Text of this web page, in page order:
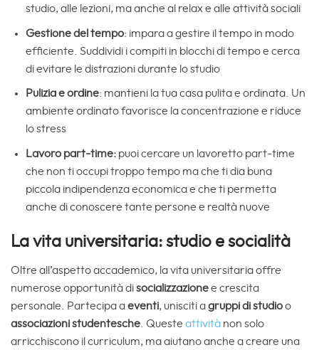
studio, alle lezioni, ma anche al relax e alle attività sociali
Gestione del tempo: impara a gestire il tempo in modo
efficiente. Suddividi i compiti in blocchi di tempo e cerca
di evitare le distrazioni durante lo studio
Pulizia e ordine: mantieni la tua casa pulita e ordinata. Un
ambiente ordinato favorisce la concentrazione e riduce
lo stress
Lavoro part-time: puoi cercare un lavoretto part-time
che non ti occupi troppo tempo ma che ti dia buna
piccola indipendenza economica e che ti permetta
anche di conoscere tante persone e realtà nuove
La vita universitaria: studio e socialità
Oltre all’aspetto accademico, la vita universitaria offre
numerose opportunità disocializzazionee crescita
personale. Partecipa aeventi, unisciti agruppi di studioo
associazioni studentesche . Queste attività non solo
arricchiscono il curriculum, ma aiutano anche a creare una